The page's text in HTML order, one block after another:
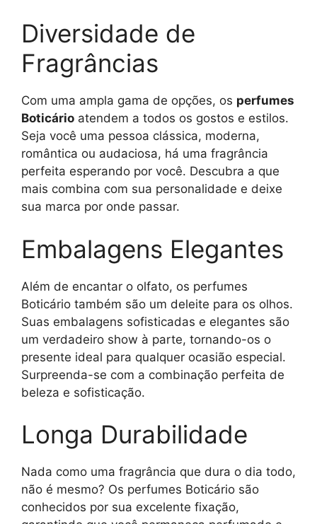
Diversidade de
Fragrâncias
Com uma ampla gama de opções, os perfumes
Boticário atendem a todos os gostos e estilos.
Seja você uma pessoa clássica, moderna,
romântica ou audaciosa, há uma fragrância
perfeita esperando por você. Descubra a que
mais combina com sua personalidade e deixe
sua marca por onde passar.
Embalagens Elegantes
Além de encantar o olfato, os perfumes
Boticário também são um deleite para os olhos.
Suas embalagens sofisticadas e elegantes são
um verdadeiro show à parte, tornando-os o
presente ideal para qualquer ocasião especial.
Surpreenda-se com a combinação perfeita de
beleza e sofisticação.
Longa Durabilidade
Nada como uma fragrância que dura o dia todo,
não é mesmo? Os perfumes Boticário são
conhecidos por sua excelente fixação,